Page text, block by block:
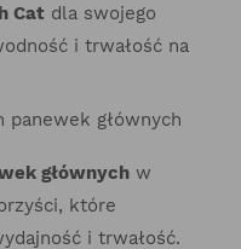
Cat dla swojego
i trwałość na
głównych
głównych w
które
i trwałość.